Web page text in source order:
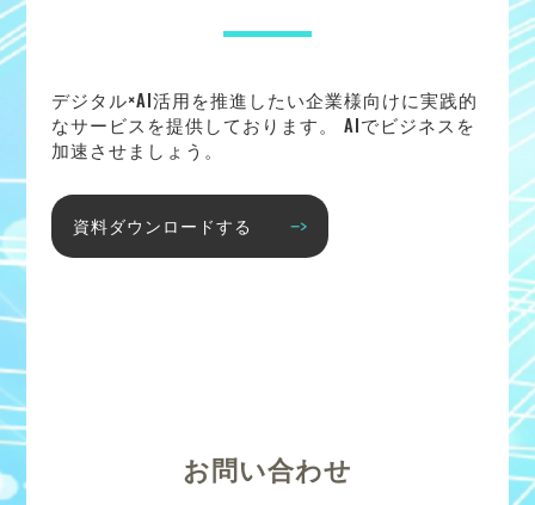
デジタル×AI活用を推進したい企業様向けに実践的
なサービスを提供しております。 AIでビジネスを
加速させましょう。
資料ダウンロードする
お問い合わせ